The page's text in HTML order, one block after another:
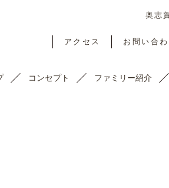
奥志
アクセス お問い合
コンセプト ファミリー紹介